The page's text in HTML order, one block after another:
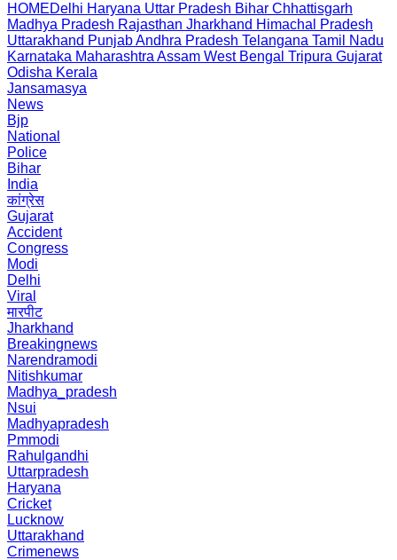
HOMEDelhi Haryana Uttar Pradesh Bihar Chhattisgarh
Madhya Pradesh Rajasthan Jharkhand Himachal Pradesh
Uttarakhand PunjabAndhra Pradesh Telangana Tamil Nadu
Karnataka Maharashtra Assam West Bengal Tripura Gujarat
Odisha Kerala
Jansamasya
News
Bjp
National
Police
Bihar
India
कांग्रेस
Gujarat
Accident
Congress
Modi
Delhi
Viral
मारपीट
Jharkhand
Breakingnews
Narendramodi
Nitishkumar
Madhya_pradesh
Nsui
Madhyapradesh
Pmmodi
Rahulgandhi
Uttarpradesh
Haryana
Cricket
Lucknow
Uttarakhand
Crimenews